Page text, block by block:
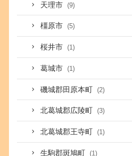
天理市 (9)
橿原市 (5)
桜井市 (1)
葛城市 (1)
磯城郡田原本町 (2)
北葛城郡広陵町 (3)
北葛城郡王寺町 (1)
生駒郡斑鳩町 (1)